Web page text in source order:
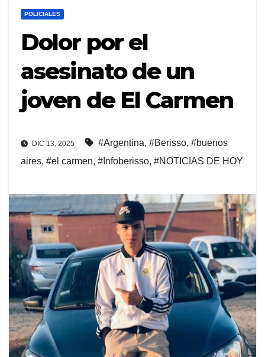
POLICIALES
Dolor por el
asesinato de un
joven de El Carmen
DIC 13, 2025 #Argentina, #Berisso, #buenos
aires, #el carmen, #Infoberisso, #NOTICIAS DE HOY